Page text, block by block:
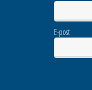
E-post